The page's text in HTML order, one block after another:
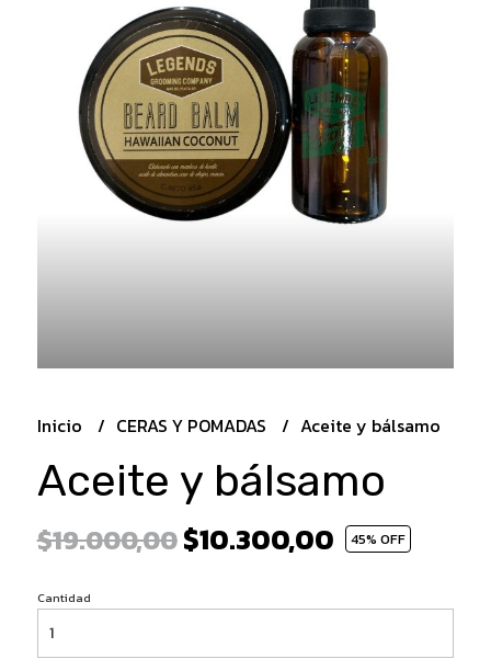
Inicio CERAS Y POMADAS Aceite y bálsamo
Aceite y bálsamo
$19.000,00$10.300,00 45% OFF
Cantidad